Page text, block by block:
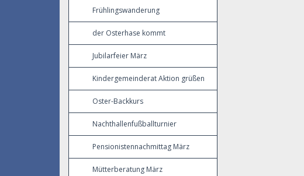
Frühlingswanderung
der Osterhase kommt
Jubilarfeier März
Kindergemeinderat Aktion grüßen
Oster-Backkurs
Nachthallenfußballturnier
Pensionistennachmittag März
Mütterberatung März